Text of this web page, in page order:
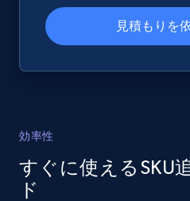
355+
Sku, Product id, Product
and more.
見積もりを
効率性
すぐに使えるSKU
ド